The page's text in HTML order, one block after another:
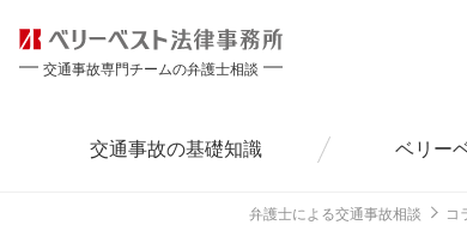
交通事故専門チームの弁護士相談
交通事故の基礎知識 ベリー
弁護士による交通事故相談 コ